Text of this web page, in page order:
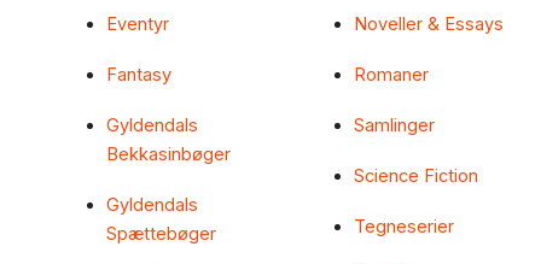
Eventyr
Fantasy
Gyldendals
Bekkasinbøger
Gyldendals
Spættebøger
Noveller & Essays
Romaner
Samlinger
Science Fiction
Tegneserier